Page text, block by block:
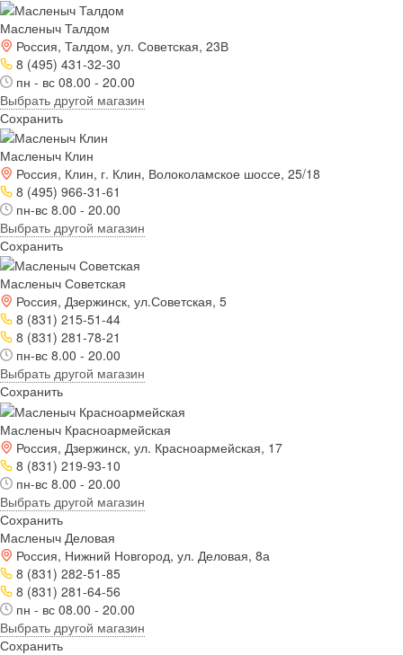
Масленыч Талдом
Россия, Талдом, ул. Советская, 23В
8 (495) 431-32-30
пн - вс 08.00 - 20.00
Выбрать другой магазин
Сохранить
Масленыч Клин
Россия, Клин, г. Клин, Волоколамское шоссе, 25/18
8 (495) 966-31-61
пн-вс 8.00 - 20.00
Выбрать другой магазин
Сохранить
Масленыч Советская
Россия, Дзержинск, ул.Советская, 5
8 (831) 215-51-44
8 (831) 281-78-21
пн-вс 8.00 - 20.00
Выбрать другой магазин
Сохранить
Масленыч Красноармейская
Россия, Дзержинск, ул. Красноармейская, 17
8 (831) 219-93-10
пн-вс 8.00 - 20.00
Выбрать другой магазин
Сохранить
Масленыч Деловая
Россия, Нижний Новгород, ул. Деловая, 8а
8 (831) 282-51-85
8 (831) 281-64-56
пн - вс 08.00 - 20.00
Выбрать другой магазин
Сохранить